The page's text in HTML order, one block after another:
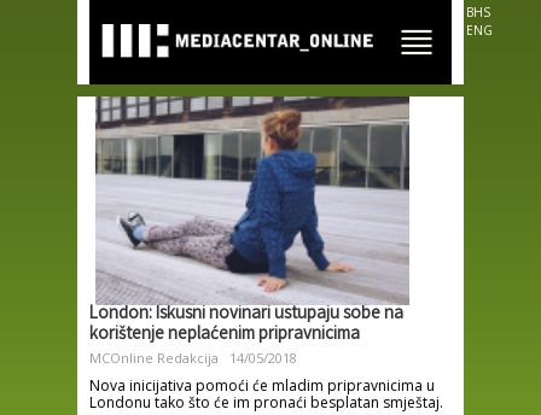
main
content
BHS
ENG
London: Iskusni novinari ustupaju sobe na
korištenje neplaćenim pripravnicima
MCOnline Redakcija 14/05/2018
Nova inicijativa pomoći će mladim pripravnicima u
Londonu tako što će im pronaći besplatan smještaj.